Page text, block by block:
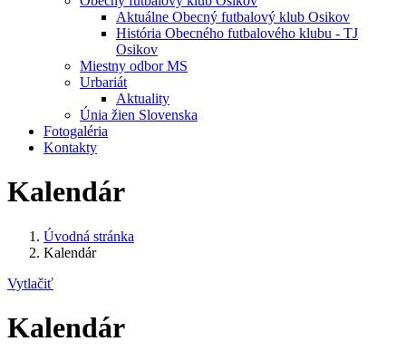
Aktuálne Obecný futbalový klub Osikov
História Obecného futbalového klubu - TJ
Osikov
Miestny odbor MS
Urbariát
Aktuality
Únia žien Slovenska
Fotogaléria
Kontakty
Kalendár
Úvodná stránka
Kalendár
Vytlačiť
Kalendár